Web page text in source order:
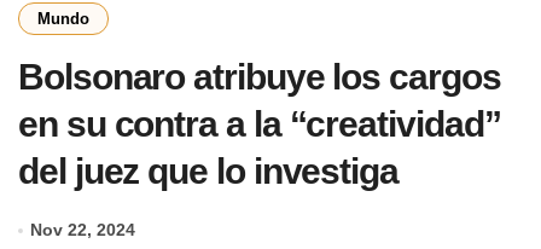
Mundo
Bolsonaro atribuye los cargos
en su contra a la “creatividad”
del juez que lo investiga
Nov 22, 2024